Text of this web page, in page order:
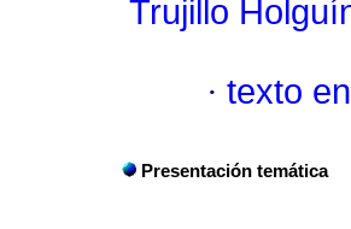
Trujillo
· texto
Presentación temática